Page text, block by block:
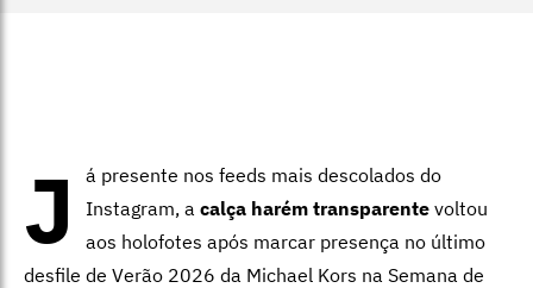
J
á presente nos feeds mais descolados do
Instagram, a calça harém transparente voltou
aos holofotes após marcar presença no último
desfile de Verão 2026 da Michael Kors na Semana de